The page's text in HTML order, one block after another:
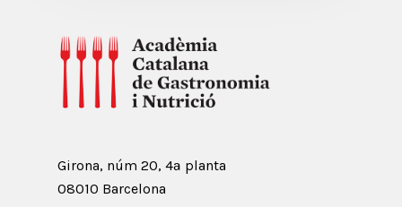
Girona, núm 20, 4ª planta
08010 Barcelona